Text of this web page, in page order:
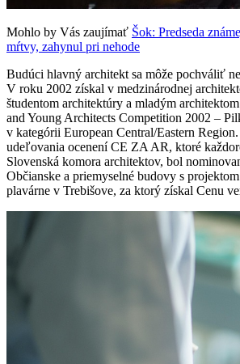
Mohlo by Vás zaujímať Šok: Predseda
mŕtvy, zahynul pri nehode
Budúci hlavný architekt sa môže pochváliť
V roku 2002 získal v medzinárodnej
študentom architektúry a mladým
and Young Architects Competition 2002 –
v kategórii European Central/Eastern
udeľovania ocenení CE ZA AR, ktoré
Slovenská komora architektov, bol
Občianske a priemyselné budovy s
plavárne v Trebišove, za ktorý získal Cenu